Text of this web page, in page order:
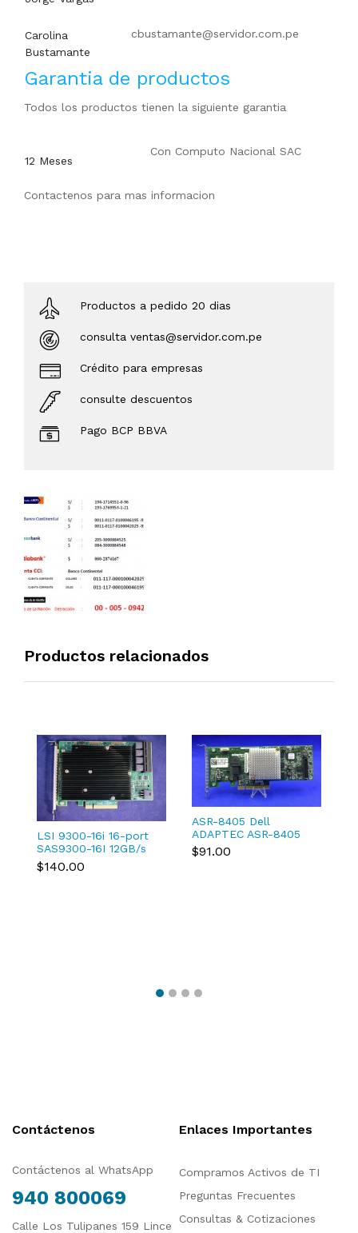
Carolina
Bustamante
cbustamante@servidor.com.pe
Garantia de productos
Todos los productos tienen la siguiente garantia
12 Meses
Con Computo Nacional SAC
Contactenos para mas informacion
Productos a pedido 20 dias
consulta ventas@servidor.com.pe
Crédito para empresas
consulte descuentos
Pago BCP BBVA
Productos relacionados
LSI 9300-16i 16-port
SAS9300-16I 12GB/s
Host Bus Adapter 03-
25600-01B
$140.00
ASR-8405 Dell
ADAPTEC ASR-8405
TXCMC SAS/SATA
12Gb/s RAID
$91.00
Contáctenos
Contáctenos al WhatsApp
940 800069
Calle Los Tulipanes 159 Lince
Enlaces Importantes
Compramos Activos de TI
Preguntas Frecuentes
Consultas & Cotizaciones